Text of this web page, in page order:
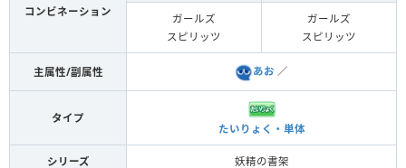
コンビネーション
ガールズ
スピリッツ
ガールズ
スピリッツ
主属性/副属性 あお ／
タイプ
たいりょく・単体
シリーズ 妖精の書架